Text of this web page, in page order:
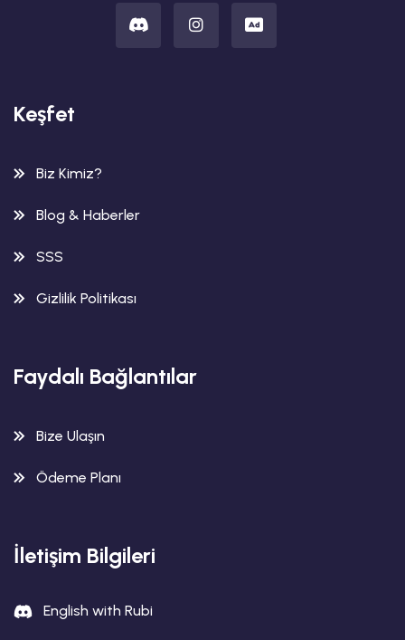
Keşfet
Biz Kimiz?
Blog & Haberler
SSS
Gizlilik Politikası
Faydalı Bağlantılar
Bize Ulaşın
Ödeme Planı
İletişim Bilgileri
English with Rubi